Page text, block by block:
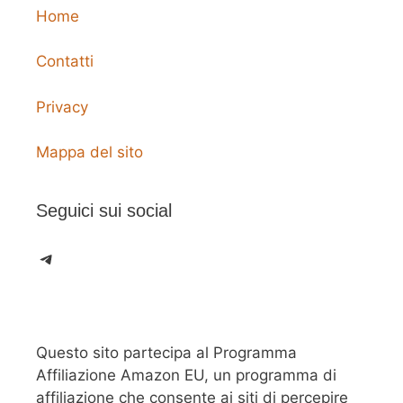
Home
Contatti
Privacy
Mappa del sito
Seguici sui social
Telegram
Questo sito partecipa al Programma
Affiliazione Amazon EU, un programma di
affiliazione che consente ai siti di percepire